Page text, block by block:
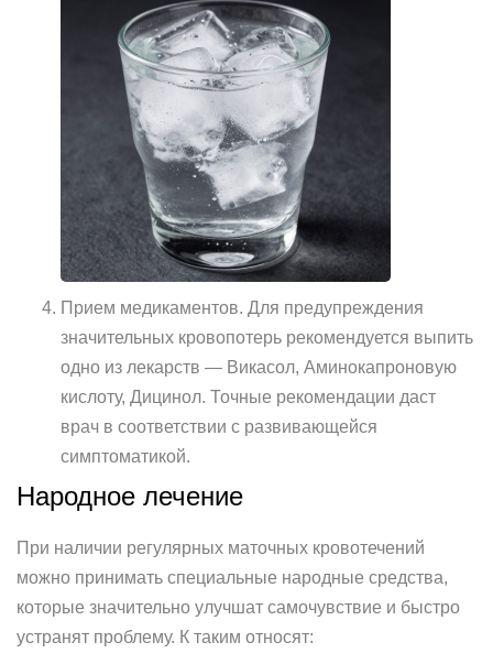
Прием медикаментов. Для предупреждения
значительных кровопотерь рекомендуется выпить
одно из лекарств — Викасол, Аминокапроновую
кислоту, Дицинол. Точные рекомендации даст
врач в соответствии с развивающейся
симптоматикой.
Народное лечение
При наличии регулярных маточных кровотечений
можно принимать специальные народные средства,
которые значительно улучшат самочувствие и быстро
устранят проблему. К таким относят: